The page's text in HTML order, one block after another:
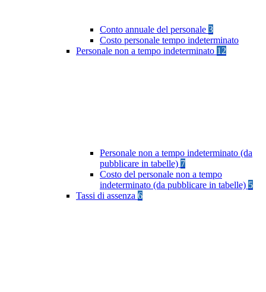
Conto annuale del personale 3
Costo personale tempo indeterminato
Personale non a tempo indeterminato 12
Personale non a tempo indeterminato (da
pubblicare in tabelle) 7
Costo del personale non a tempo
indeterminato (da pubblicare in tabelle) 5
Tassi di assenza 6